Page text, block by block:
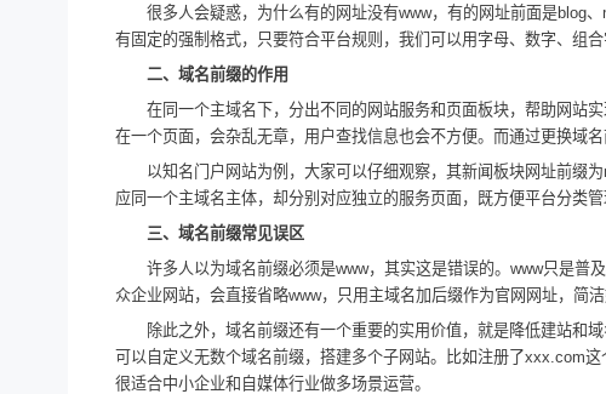
很多人会疑惑，为什么有的网址没有www，有的网址前面是blog
有固定的强制格式，只要符合平台规则，我们可以用字母、数字、组
二、域名前缀的作用
在同一个主域名下，分出不同的网站服务和页面板块，帮助网站
在一个页面，会杂乱无章，用户查找信息也会不方便。而通过更换域
以知名门户网站为例，大家可以仔细观察，其新闻板块网址前缀
应同一个主域名主体，却分别对应独立的服务页面，既方便平台分类
三、域名前缀常见误区
许多人以为域名前缀必须是www，其实这是错误的。www只是普
众企业网站，会直接省略www，只用主域名加后缀作为官网网址，简
除此之外，域名前缀还有一个重要的实用价值，就是降低建站和
可以自定义无数个域名前缀，搭建多个子网站。比如注册了xxx.com
很适合中小企业和自媒体行业做多场景运营。